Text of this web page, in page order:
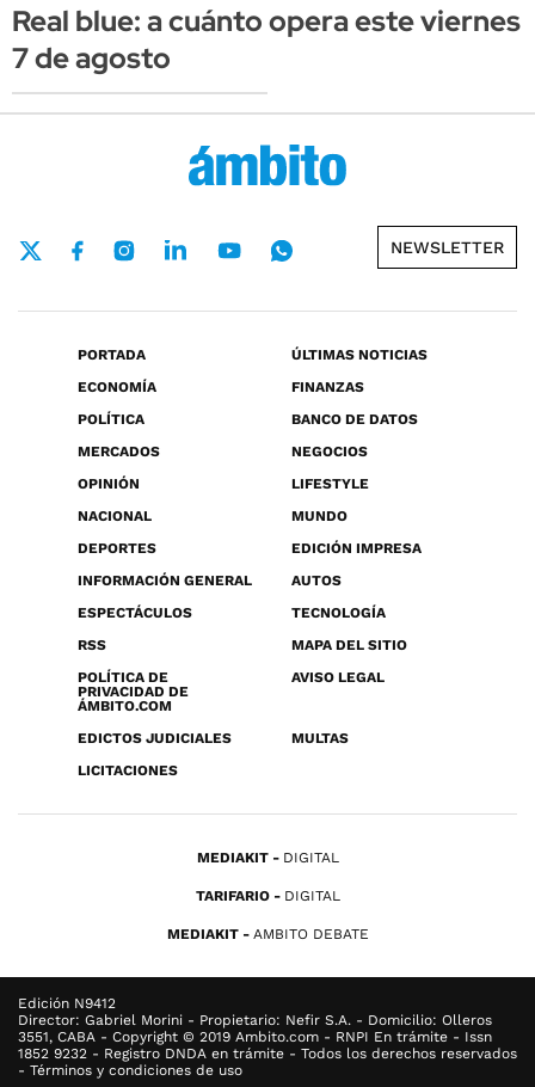
Real blue: a cuánto opera este viernes
7 de agosto
NEWSLETTER
PORTADA
ÚLTIMAS NOTICIAS
ECONOMÍA
FINANZAS
POLÍTICA
BANCO DE DATOS
MERCADOS
NEGOCIOS
OPINIÓN
LIFESTYLE
NACIONAL
MUNDO
DEPORTES
EDICIÓN IMPRESA
INFORMACIÓN GENERAL
AUTOS
ESPECTÁCULOS
TECNOLOGÍA
RSS
MAPA DEL SITIO
POLÍTICA DE
PRIVACIDAD DE
ÁMBITO.COM
AVISO LEGAL
EDICTOS JUDICIALES
MULTAS
LICITACIONES
MEDIAKIT DIGITAL
TARIFARIO DIGITAL
MEDIAKIT AMBITO DEBATE
Edición N9412
Director: Gabriel Morini - Propietario: Nefir S.A. - Domicilio: Olleros
3551, CABA - Copyright © 2019 Ambito.com - RNPI En trámite - Issn
1852 9232 - Registro DNDA en trámite - Todos los derechos reservados
- Términos y condiciones de uso